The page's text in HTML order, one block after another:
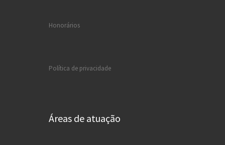
Honorários
Política de privacidade
Áreas de atuação